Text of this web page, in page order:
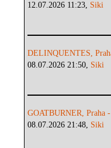
12.07.2026 11:23, Siki
DELINQUENTES,
08.07.2026 21:50, Siki
GOATBURNER, Praha
08.07.2026 21:48, Siki